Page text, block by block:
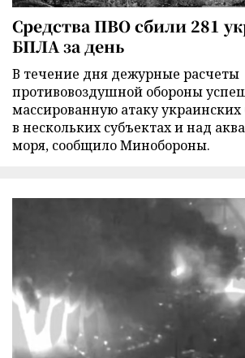
Средства ПВО сбили 281
БПЛА за день
В течение дня дежурные расчеты
противовоздушной обороны
массированную атаку
в нескольких субъектах и над
моря, сообщило Минобороны.